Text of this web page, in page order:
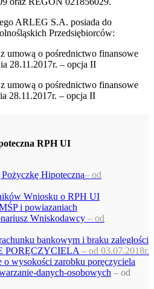
ARLEG S.A. posiada do
Przedsiębiorców:
umową o pośrednictwo finansowe
28.11.2017r. – opcja II
umową o pośrednictwo finansowe
28.11.2017r. – opcja II
RPH UI
Hipoteczną– od
Wniosku o RPH UI
i powiazaniach
Wniskodawcy – od
bankowym i braku zaległości
PORĘCZYCIELA – od 03.07.2018r.
o wysokości zarobku poręczyciela
danych-osobowych – od